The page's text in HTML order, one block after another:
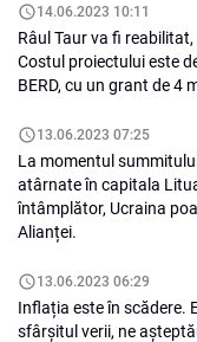
14.06.2023 10:11
Râul Taur va fi
Costul proiectului este
BERD, cu un grant de 4
13.06.2023 07:25
La momentul
atârnate în capitala
întâmplător, Ucraina
Alianței.
13.06.2023 06:29
Inflația este în scădere.
sfârșitul verii, ne